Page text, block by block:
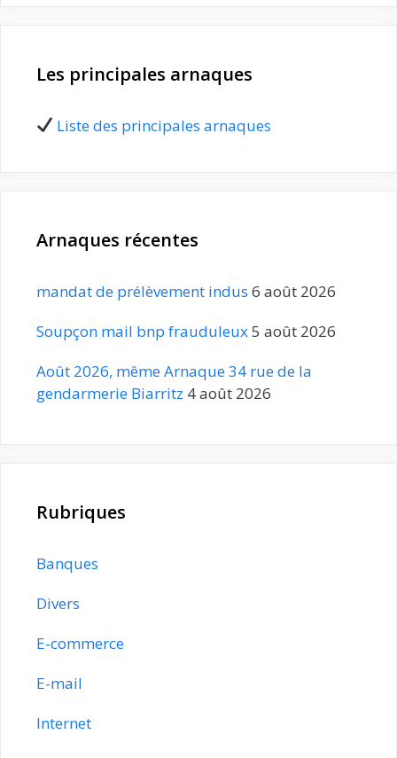
Les principales arnaques
Liste des principales arnaques
Arnaques récentes
mandat de prélèvement indus 6 août 2026
Soupçon mail bnp frauduleux5 août 2026
Août 2026, même Arnaque 34 rue de la
gendarmerie Biarritz 4 août 2026
Rubriques
Banques
Divers
E-commerce
E-mail
Internet